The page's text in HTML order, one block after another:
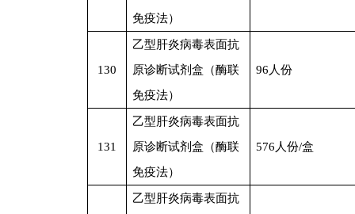
免疫法）
130
乙型肝炎病毒表面抗
原诊断试剂盒（酶联
免疫法）
96 人份
131
乙型肝炎病毒表面抗
原诊断试剂盒（酶联
免疫法）
576 人份/盒
乙型肝炎病毒表面抗